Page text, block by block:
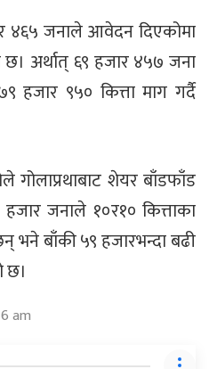
४६५ जनाले आवेदन दिएकोमा
अर्थात् ६९ हजार ४५७ जना
९५० कित्ता माग गर्दै
शेयर बाँडफाँड
जनाले १०र१० कित्ताका
बाँकी ५९ हजारभन्दा बढी
am